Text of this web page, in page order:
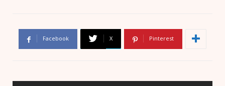
Facebook X Pinterest